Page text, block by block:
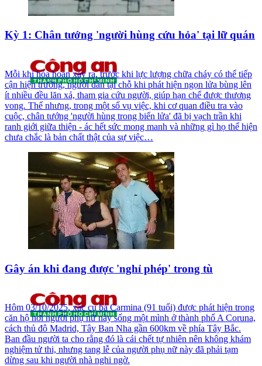
Kỳ 1: Chân tướng 'người hùng cứu hỏa' tại lữ quán
Mỗi khi hỏa hoạn xảy ra, trước khi lực lượng chữa cháy có thể tiếp
cận hiện trường, người dân tại chỗ khi phát hiện ngọn lửa bùng lên
ít nhiều đều lăn xả, tham gia cứu người, giúp hạn chế được thương
vong. Thế nhưng, trong một số vụ việc, khi cơ quan điều tra vào
cuộc, chân tướng 'người hùng trong biển lửa' đã bị vạch trần khi
ranh giới giữa thiện - ác hết sức mong manh và những gì họ thể hiện
chưa chắc là bản chất thật của sự việc…
Gây án khi đang được 'nghỉ phép' trong tù
Hôm 03/10/2025, xác cụ bà Carmina (91 tuổi) được phát hiện trong
căn hộ nơi người phụ nữ này sống một mình ở thành phố A Coruna,
cách thủ đô Madrid, Tây Ban Nha gần 600km về phía Tây Bắc.
Ban đầu người ta cho rằng đó là cái chết tự nhiên nên không khám
nghiệm tử thi, nhưng tang lễ của người phụ nữ này đã phải tạm
dừng sau khi người nhà nghi ngờ.